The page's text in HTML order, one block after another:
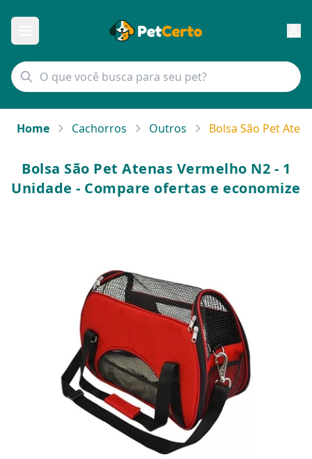
Home Cachorros Outros Bolsa São Pet
Bolsa São Pet Atenas Vermelho N2 - 1
Unidade - Compare ofertas e economize